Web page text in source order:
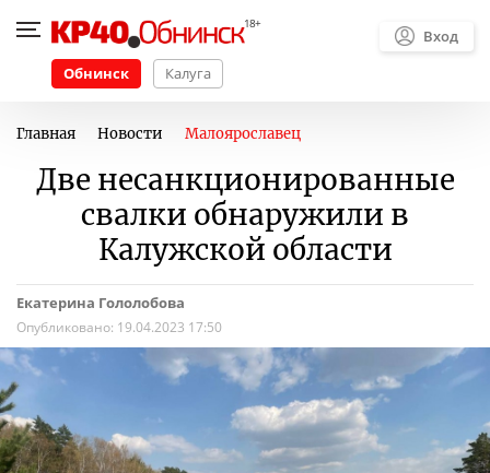
Обнинск Калуга
Вход
Главная Новости Малоярославец
Две несанкционированные
свалки обнаружили в
Калужской области
Екатерина Гололобова
Опубликовано: 19.04.2023 17:50